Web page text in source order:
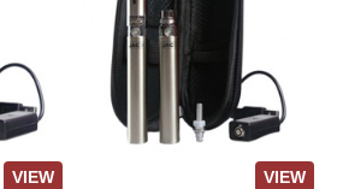
VIEW VIEW